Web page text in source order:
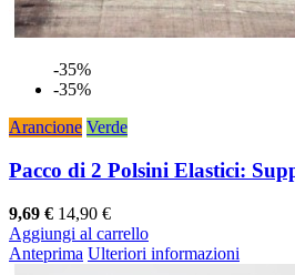
-35%
-35%
Arancione Verde
Pacco di 2 Polsini Elastici:
9,69 € 14,90 €
Aggiungi al carrello
Anteprima Ulteriori informazioni